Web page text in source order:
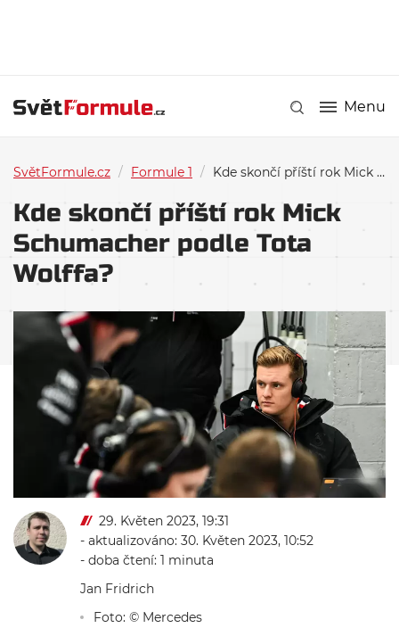
Menu
SvětFormule.cz / Formule 1 / Kde skončí příští rok Mick Schumacher podle Tota Wolffa?
Kde skončí příští rok Mick
Schumacher podle Tota
Wolffa?
29. Květen 2023, 19:31
- aktualizováno: 30. Květen 2023, 10:52
- doba čtení: 1 minuta
Jan Fridrich
Foto: © Mercedes